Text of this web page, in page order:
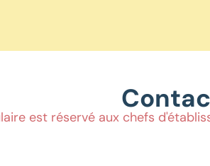
est réservé aux chefs